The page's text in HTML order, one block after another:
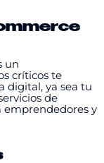
un
críticos te
digital, ya sea tu
de
emprendedores y